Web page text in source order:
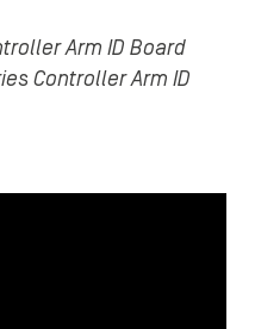
Arm ID Board
ControllerArm ID